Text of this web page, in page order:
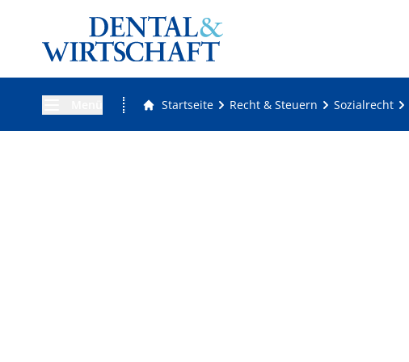
Startseite Recht & Steuern Sozialrecht